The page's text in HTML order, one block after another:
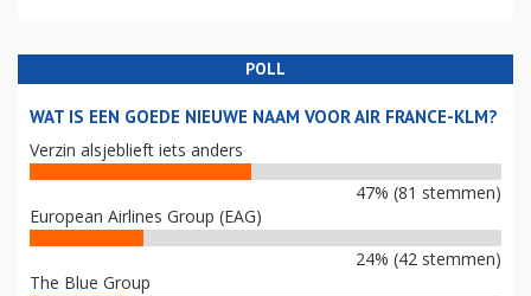
POLL
WAT IS EEN GOEDE NIEUWE NAAM VOOR AIR FRANCE-KLM?
Verzin alsjeblieft iets anders
47% (81 stemmen)
European Airlines Group (EAG)
24% (42 stemmen)
The Blue Group